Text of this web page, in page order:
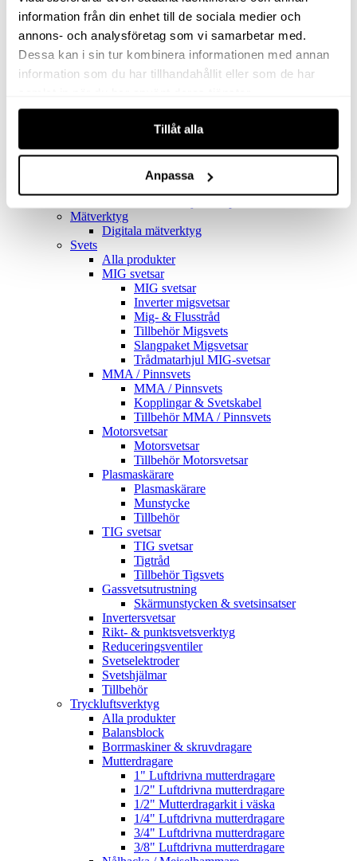
information från din enhet till de sociala medier och
annons- och analysföretag som vi samarbetar med.
Dessa kan i sin tur kombinera informationen med annan
information som du har tillhandahållit eller som de har
Tillåt alla
Anpassa
Golv- & Kombinationsmunstycke
Munstycke
Motor
Reservdelar dammsugare
Rör & handtag
Uppsamlingspåsar
Alla produkter
Mätverktyg
Digitala mätverktyg
Svets
Alla produkter
MIG svetsar
MIG svetsar
Inverter migsvetsar
Mig- & Flusstråd
Tillbehör Migsvets
Slangpaket Migsvetsar
Trådmatarhjul MIG-svetsar
MMA / Pinnsvets
MMA / Pinnsvets
Kopplingar & Svetskabel
Tillbehör MMA / Pinnsvets
Motorsvetsar
Motorsvetsar
Tillbehör Motorsvetsar
Plasmaskärare
Plasmaskärare
Munstycke
Tillbehör
TIG svetsar
TIG svetsar
Tigtråd
Tillbehör Tigsvets
Gassvetsutrustning
Skärmunstycken & svetsinsatser
Invertersvetsar
Rikt- & punktsvetsverktyg
Reduceringsventiler
Svetselektroder
Svetshjälmar
Tillbehör
Tryckluftsverktyg
Alla produkter
Balansblock
Borrmaskiner & skruvdragare
Mutterdragare
1" Luftdrivna mutterdragare
1/2" Luftdrivna mutterdragare
1/2" Mutterdragarkit i väska
1/4" Luftdrivna mutterdragare
3/4" Luftdrivna mutterdragare
3/8" Luftdrivna mutterdragare